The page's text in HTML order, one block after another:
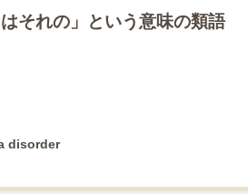
それの」という意味の類語
disorder